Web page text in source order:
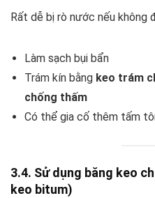
Rất dễ bị rò nước nếu không
Làm sạch bụi bẩn
Trám kín bằng keo trám
chống thấm
Có thể gia cố thêm tấm
3.4. Sử dụng băng keo
keo bitum)